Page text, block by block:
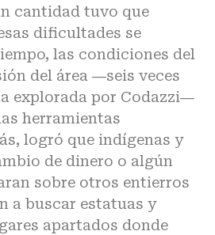
cantidad tuvo que
dificultades se
las condiciones del
del área ―seis veces
explorada por Codazzi―
herramientas
logró que indígenas y
de dinero o algún
sobre otros entierros
a buscar estatuas y
apartados donde